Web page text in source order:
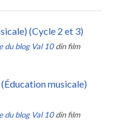
(Cycle 2 et 3)
du blog Val 10 din film
musicale)
du blog Val 10 din film